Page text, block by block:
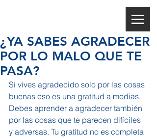
¿YA SABES AGRADECER
POR LO MALO QUE TE
PASA?
Si vives agradecido solo por las cosas
buenas eso es una gratitud a medias.
Debes aprender a agradecer también
por las cosas que te parecen difíciles
y adversas. Tu gratitud no es completa